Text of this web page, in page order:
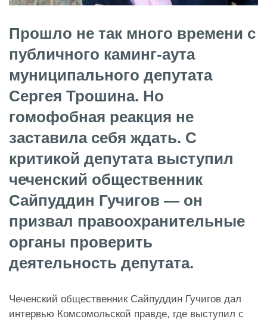
Прошло не так много времени с
публичного каминг-аута
муниципального депутата
Сергея Трошина. Но
гомофобная реакция не
заставила себя ждать. С
критикой депутата выступил
чеченский общественник
Сайпуддин Гучигов — он
призвал правоохранительные
органы проверить
деятельность депутата.
Чеченский общественник Сайпуддин Гучигов дал
интервью Комсомольской правде, где выступил с